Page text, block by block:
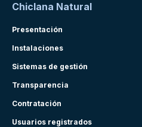
Chiclana Natural
Presentación
Instalaciones
Sistemas de gestión
Transparencia
Contratación
Usuarios registrados